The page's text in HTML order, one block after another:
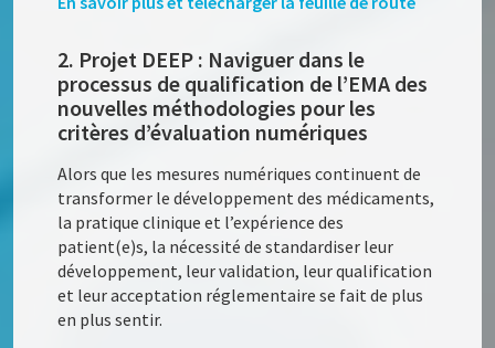
2. Projet DEEP : Naviguer dans le
processus de qualification de l’EMA des
nouvelles méthodologies pour les
critères d’évaluation numériques
Alors que les mesures numériques continuent de
transformer le développement des médicaments,
la pratique clinique et l’expérience des
patient(e)s, la nécessité de standardiser leur
développement, leur validation, leur qualification
et leur acceptation réglementaire se fait de plus
en plus sentir.